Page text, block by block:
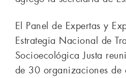
El Panel de Expertas y
Estrategia Nacional de
Socioecológica Justa
de 30 organizaciones de